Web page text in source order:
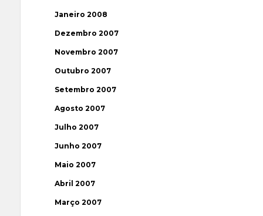
Janeiro 2008
Dezembro 2007
Novembro 2007
Outubro 2007
Setembro 2007
Agosto 2007
Julho 2007
Junho 2007
Maio 2007
Abril 2007
Março 2007